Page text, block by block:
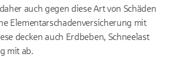
auch gegen diese Art von Schäden
Elementarschadenversicherung mit
decken auch Erdbeben, Schneelast
mit ab.